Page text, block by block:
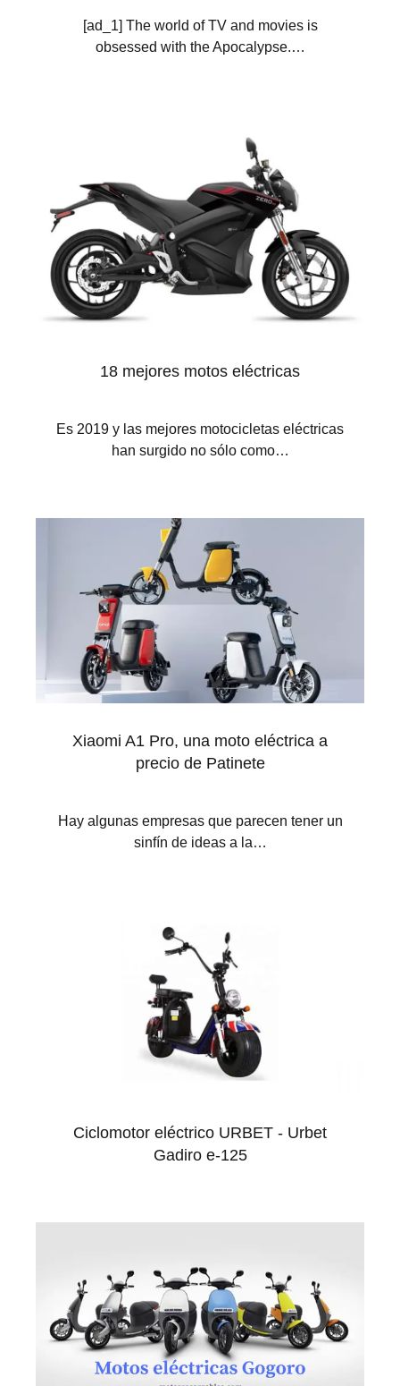
[ad_1] The world of TV and movies is
obsessed with the Apocalypse.…
18 mejores motos eléctricas
Es 2019 y las mejores motocicletas eléctricas
han surgido no sólo como…
Xiaomi A1 Pro, una moto eléctrica a
precio de Patinete
Hay algunas empresas que parecen tener un
sinfín de ideas a la…
Ciclomotor eléctrico URBET - Urbet
Gadiro e-125